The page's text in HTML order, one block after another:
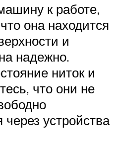
к работе,
она находится
и
надежно.
ниток и
что они не
через устройства